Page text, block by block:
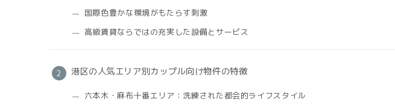
国際色豊かな環境がもたらす刺激
高級賃貸ならではの充実した設備とサービス
港区の人気エリア別カップル向け物件の特徴
六本木・麻布十番エリア：洗練された都会的ライフスタイル